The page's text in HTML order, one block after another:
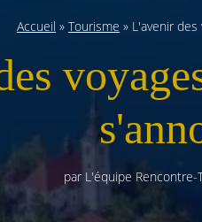
Balkans
Accueil » Tourisme » L'avenir
par L'équipe